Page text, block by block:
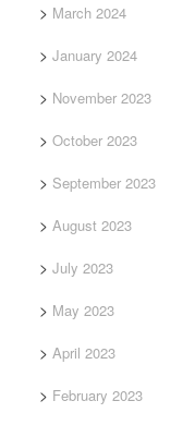
March 2024
January 2024
November 2023
October 2023
September 2023
August 2023
July 2023
May 2023
April 2023
February 2023